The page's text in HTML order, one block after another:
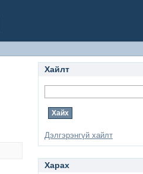
Хайлт
Дэлгэрэнгүй хайлт
Харах